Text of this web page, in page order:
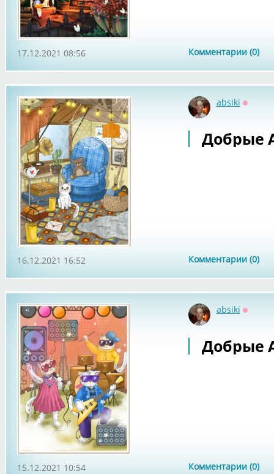
Комментарии (0)
17.12.2021 08:56
absiki
Добрые
Комментарии (0)
16.12.2021 16:52
absiki
Добрые
Комментарии (0)
15.12.2021 10:54